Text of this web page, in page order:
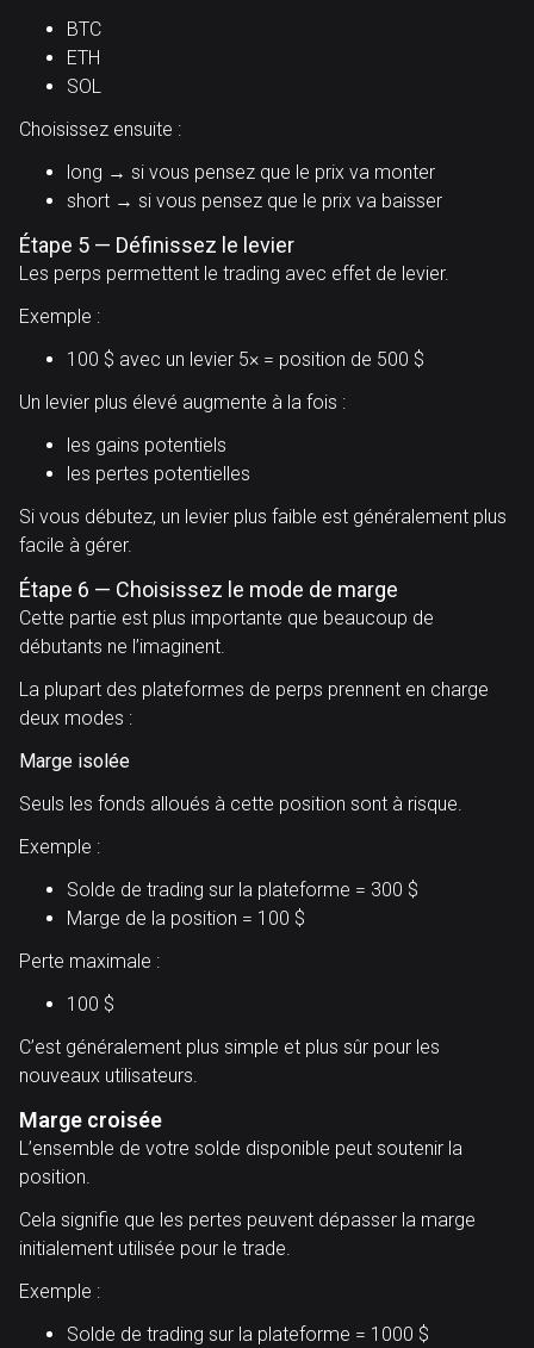
BTC
ETH
SOL
Choisissez ensuite :
long → si vous pensez que le prix va monter
short → si vous pensez que le prix va baisser
Étape 5 — Définissez le levier
Les perps permettent le trading avec effet de levier.
Exemple :
100 $ avec un levier 5× = position de 500 $
Un levier plus élevé augmente à la fois :
les gains potentiels
les pertes potentielles
Si vous débutez, un levier plus faible est généralement plus
facile à gérer.
Étape 6 — Choisissez le mode de marge
Cette partie est plus importante que beaucoup de
débutants ne l’imaginent.
La plupart des plateformes de perps prennent en charge
deux modes :
Marge isolée
Seuls les fonds alloués à cette position sont à risque.
Exemple :
Solde de trading sur la plateforme = 300 $
Marge de la position = 100 $
Perte maximale :
100 $
C’est généralement plus simple et plus sûr pour les
nouveaux utilisateurs.
Marge croisée
L’ensemble de votre solde disponible peut soutenir la
position.
Cela signifie que les pertes peuvent dépasser la marge
initialement utilisée pour le trade.
Exemple :
Solde de trading sur la plateforme = 1000 $